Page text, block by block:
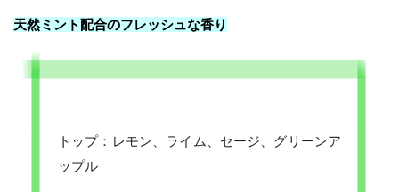
天然ミント配合のフレッシュな香り
トップ：レモン、ライム、セージ、グリーンア
ップル